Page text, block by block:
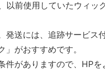
以前使用していたウィッ
発送には、追跡サービス
」がおすすめです。
件がありますので、HPを